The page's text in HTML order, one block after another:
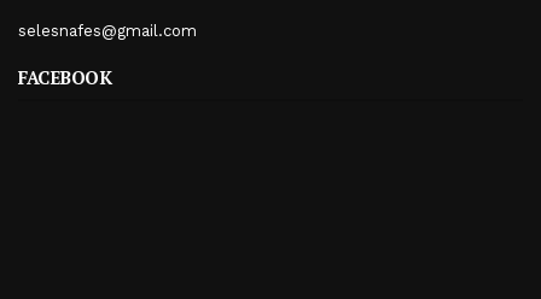
selesnafes@gmail.com
FACEBOOK